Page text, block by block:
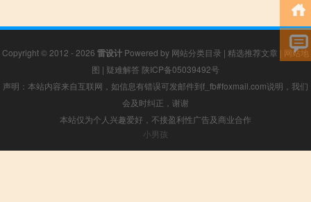
Copyright © 2012 - 2026 雷设计 Powered by 网站分类目录 | 精选推荐文章 | 网站地
图 | 疑难解答 陕ICP备05039492号
声明：本站内容来自互联网，如信息有错误可发邮件到f_fb#foxmail.com说明，我们
会及时纠正，谢谢
本站仅为个人兴趣爱好，不接盈利性广告及商业合作
小男孩